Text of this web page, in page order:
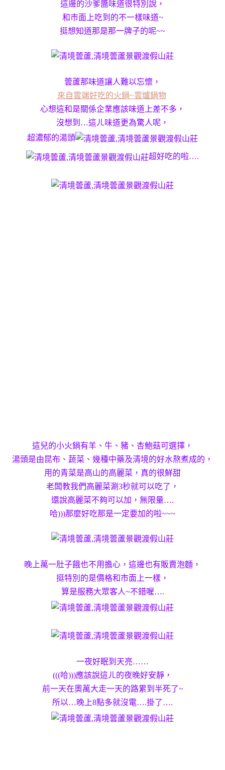
這邊的沙爹醬味道很特別說，
和市面上吃到的不一樣味道~
挺想知道那是那一牌子的呢~~
蕓蘆那味道讓人難以忘懷，
來自雲端好吃的火鍋~雲爐鍋物
心想這和是關係企業應該味道上差不多，
沒想到…這ㄦ味道更為驚人呢，
超濃郁的湯頭
超好吃的啦….
這兒的小火鍋有羊、牛、豬、杏鮑菇可選擇，
湯頭是由昆布、蔬菜、幾種中藥及清境的好水熬煮成的，
用的青菜是高山的高麗菜，真的很鮮甜
老闆教我們高麗菜涮3秒就可以吃了，
還說高麗菜不夠可以加，無限量….
哈)))那麼好吃那是一定要加的啦~~~
晚上萬一肚子餓也不用擔心，這邊也有販賣泡麵，
挺特別的是價格和市面上一樣，
算是服務大眾客人~不錯喔….
一夜好眠到天亮……
(((哈)))應該說這ㄦ的夜晚好安靜，
前一天在奧萬大走一天的路累到半死了~
所以…晚上8點多就沒電….掛了….